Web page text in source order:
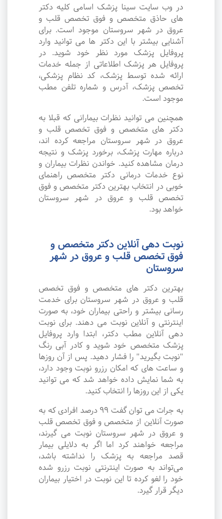
در وب سایت سینا پزشک اسامی کلیه دکتر
های حاذق متخصص و فوق تخصص قلب و
عروق در شهر سروستان موجود است. برای
آشنایی بیشتر با این دکتر ها می توانید وارد
پروفایل پزشک مورد نظر خود شوید. در
پروفایل هر پزشک اطلاعاتی از جمله خدمات
ارائه شده توسط پزشک، کد نظام پزشکی،
تخصص پزشک، آدرس و شماره تلفن مطب
موجود است.
همچنین می توانید نظرات بیمارانی که قبلا به
دکتر های متخصص و فوق تخصص قلب و
عروق در شهر سروستان مراجعه کرده اند،
درباره مهارت پزشک، برخورد پزشک و نتیجه
درمان مشاهده کنید. خواندن نظرات بیماران و
نوع خدمات درمانی دکتر متخصص راهنمای
خوبی در انتخاب بهترین دکتر متخصص و فوق
تخصص قلب و عروق در شهر سروستان
خواهد بود.
نوبت دهی آنلاین دکتر متخصص و
فوق تخصص قلب و عروق در شهر
سروستان
بهترین دکتر های متخصص و فوق تخصص
قلب و عروق در شهر سروستان برای خدمت
رسانی بیشتر و راحتی بیماران خود، به صورت
اینترنتی و آنلاین نوبت می دهند. برای نوبت
دهی آنلاین مطب دکتر، ابتدا وارد پروفایل
پزشک متخصص خود شوید و کادر آبی رنگ
"نوبت بگیرید" را فشار دهید. پس از آن روزها
و ساعت های که امکان رزرو نوبت وجود دارد،
به شما نمایش داده خواهد شد که می توانید
یکی از این روزها را انتخاب کنید.
به جرات می‌ توان گفت ۹۹ درصد افرادی که به
صورت آنلاین از متخصص و فوق تخصص قلب
و عروق در شهر سروستان نوبت می گیرند،
مراجعه خواهند کرد اما اگر به دلایلی بیمار
قصد مراجعه به پزشک را نداشته باشد،
می‌تواند به صورت اینترنتی نوبت رزرو شده
خود را لغو کرده تا این نوبت در اختیار بیماران
دیگر قرار گیرد.